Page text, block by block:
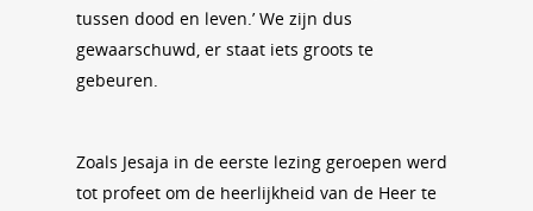
tussen dood en leven.’ We zijn dus
gewaarschuwd, er staat iets groots te
gebeuren.
Zoals Jesaja in de eerste lezing geroepen werd
tot profeet om de heerlijkheid van de Heer te